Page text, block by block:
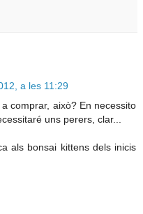
a les 11:29
comprar, això? En necessito
uns perers, clar...
als bonsai kittens dels inicis